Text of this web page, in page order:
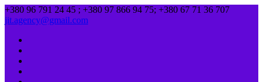
+380 96 791 24 45 ; +380 97 866 94 75; +380 67 71 36 707
jit.agency@gmail.com